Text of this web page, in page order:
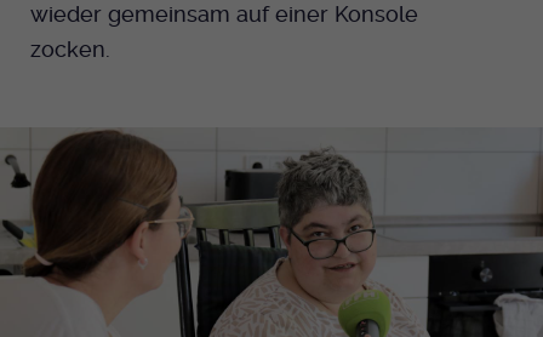
wieder gemeinsam auf einer Konsole
zocken.